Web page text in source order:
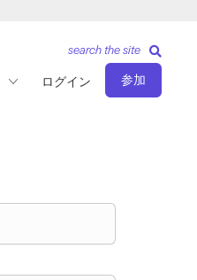
ログイン 参加
search the site